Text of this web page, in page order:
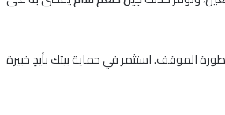
الموقف. استثمر في حماية بيتك بأيدٍ خبيرة